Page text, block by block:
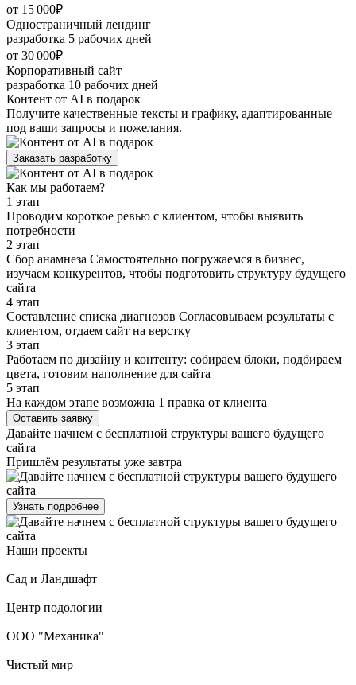
от 15 000₽
Одностраничный лендинг
разработка 5 рабочих дней
от 30 000₽
Корпоративный сайт
разработка 10 рабочих дней
Контент от AI в подарок
Получите качественные тексты и графику, адаптированные
под ваши запросы и пожелания.
Заказать разработку
Как мы работаем?
1 этап
Проводим короткое ревью с клиентом, чтобы выявить
потребности
2 этап
Сбор анамнеза Самостоятельно погружаемся в бизнес,
изучаем конкурентов, чтобы подготовить структуру будущего
сайта
4 этап
Составление списка диагнозов Согласовываем результаты с
клиентом, отдаем сайт на верстку
3 этап
Работаем по дизайну и контенту: собираем блоки, подбираем
цвета, готовим наполнение для сайта
5 этап
На каждом этапе возможна 1 правка от клиента
Оставить заявку
Давайте начнем с бесплатной структуры вашего будущего
сайта
Пришлём результаты уже завтра
Узнать подробнее
Наши проекты
Сад и Ландшафт
Центр подологии
ООО "Механика"
Чистый мир